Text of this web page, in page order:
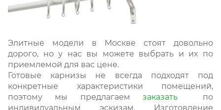
Элитные модели в Москве стоят довольно
дорого, но у нас вы можете выбрать и их по
приемлемой для вас цене.
Готовые карнизы не всегда подходят под
конкретные характеристики помещений,
поэтому мы предлагаемзаказать
по
индивидуальным эскизам. Изготовление